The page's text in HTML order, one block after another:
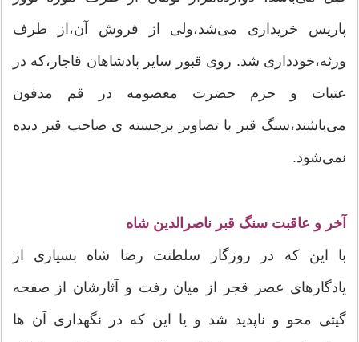
پاریس‌ خریداری می‌شد،ولی از فروش آن،از طرف‌
ورثه،خودداری شد. روی قبور سایر پادشاهان قاجار،که در
عتبات و حرم حضرت‌ معصومه در قم مدفون
می‌باشند،سنگ قبر با تصاویر برجسته ی صاحب قبر دیده
نمی‌شود.
آخر و عاقبت سنگ قبر ناصرالدین شاه
با این که در روزگار سلطنت رضا شاه بسیاری از
یادگارهای عصر قجر از میان رفت و آثارشان از صفحه
گیتی محو و ناپدید شد و یا این که در نگهداری آن ها